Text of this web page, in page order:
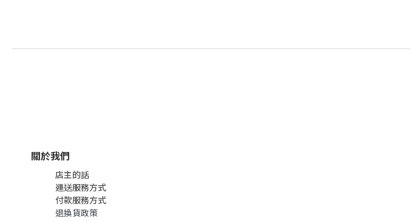
關於我們
店主的話
運送服務方式
付款服務方式
退換貨政策